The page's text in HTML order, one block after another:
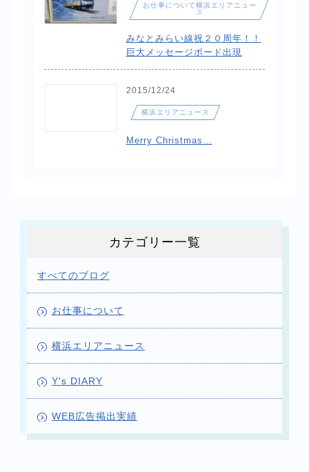
お仕事について横浜エリアニュー
ス
みなとみらい線祝２０周年！！
巨大メッセージボード出現
2015/12/24
横浜エリアニュース
Merry Christmas…
カテゴリー一覧
すべてのブログ
お仕事について
横浜エリアニュース
Y's DIARY
WEB広告掲出実績